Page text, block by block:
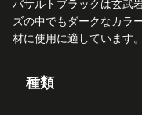
バサルトブラックは玄武
ズの中でもダークなカラ
材に使用に適しています。
種類